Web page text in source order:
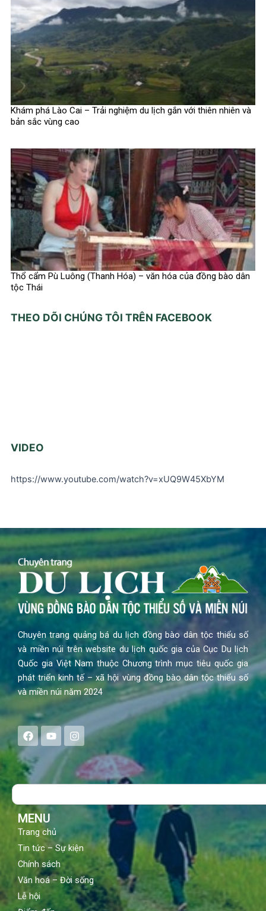
Khám phá Lào Cai – Trải nghiệm du lịch gắn với thiên nhiên và
bản sắc vùng cao
Thổ cẩm Pù Luông (Thanh Hóa) – văn hóa của đồng bào dân
tộc Thái
THEO DÕI CHÚNG TÔI TRÊN FACEBOOK
VIDEO
https://www.youtube.com/watch?v=xUQ9W45XbYM
Chuyên trang quảng bá du lịch đồng bào dân tộc thiểu số
và miền núi trên website du lịch quốc gia của Cục Du lịch
Quốc gia Việt Nam thuộc Chương trình mục tiêu quốc gia
phát triển kinh tế – xã hội vùng đồng bào dân tộc thiểu số
và miền núi năm 2024
F
a
e
b
o
Y
o
t
b
I
n
s
a
g
Search
MENU
Trang chủ
Tin tức – Sự kiện
Chính sách
Văn hoá – Đời sống
Lễ hội